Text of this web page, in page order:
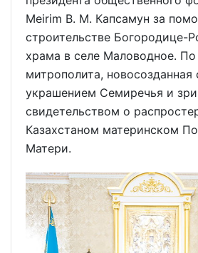
Meirim В. М. Капсамун за
строительстве Богородице-
храма в селе Маловодное.
митрополита, новосозданная
украшением Семиречья и
свидетельством о
Казахстаном материнском
Матери.